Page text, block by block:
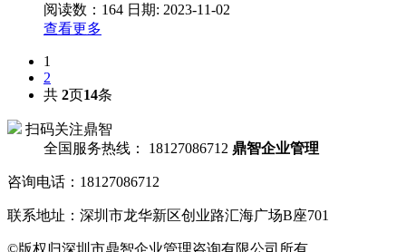
阅读数：164 日期: 2023-11-02
查看更多
1
2
共 2页14条
扫码关注鼎智
全国服务热线：
18127086712 鼎智企业管理
咨询电话：18127086712
联系地址：深圳市龙华新区创业路汇海广场B座701
©版权归深圳市鼎智企业管理咨询有限公司所有